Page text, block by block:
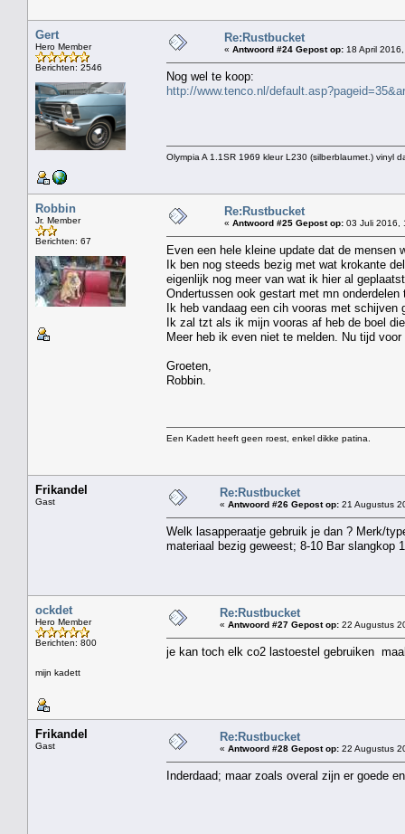
Gert
Hero Member
Berichten: 2546
Re:Rustbucket
« Antwoord #24 Gepost op: 18 April
Nog wel te koop:
http://www.tenco.nl/
Olympia A 1.1SR 1969 kleur L230 (silberblaumet.) vinyl
Robbin
Jr. Member
Berichten: 67
Re:Rustbucket
« Antwoord #25 Gepost op: 03 Juli 2016,
Even een hele kleine update dat de mensen
Ik ben nog steeds bezig met wat krokante
eigenlijk nog meer van wat ik hier al
Ondertussen ook gestart met mn onderdelen
Ik heb vandaag een cih vooras met schijven
Ik zal tzt als ik mijn vooras af heb de boel
Meer heb ik even niet te melden. Nu tijd
Groeten,
Robbin.
Een Kadett heeft geen roest, enkel dikke patina.
Frikandel
Gast
Re:Rustbucket
« Antwoord #26 Gepost op: 21 Augustus
Welk lasapperaatje gebruik je dan ? Merk/
materiaal bezig geweest; 8-10 Bar slangkop
ockdet
Hero Member
Berichten: 800
mijn kadett
Re:Rustbucket
« Antwoord #27 Gepost op: 22 Augustus
je kan toch elk co2 lastoestel gebruiken
Frikandel
Gast
Re:Rustbucket
« Antwoord #28 Gepost op: 22 Augustus
Inderdaad; maar zoals overal zijn er goede